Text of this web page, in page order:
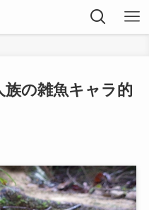
の雑魚キャラ的